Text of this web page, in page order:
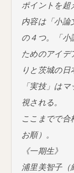
ポイントを超
内容は「小論
の４つ。「小
ためのアイデ
りと茨城の日
「実技」は
視される。
ここまでで合
お順）。
《一期生》
浦里美智子（